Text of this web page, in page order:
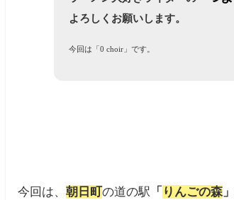
よろしくお願いします。
今回は「0 choir」 です。
今回は、 朝日町 の道の駅 「 りんごの森 」